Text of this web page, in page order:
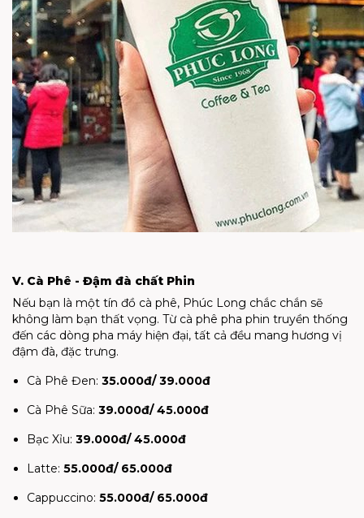
V. Cà Phê - Đậm đà chất Phin
Nếu bạn là một tín đồ cà phê, Phúc Long chắc chắn sẽ
không làm bạn thất vọng. Từ cà phê pha phin truyền thống
đến các dòng pha máy hiện đại, tất cả đều mang hương vị
đậm đà, đặc trưng.
Cà Phê Đen: 35.000đ/ 39.000đ
Cà Phê Sữa: 39.000đ/ 45.000đ
Bạc Xỉu: 39.000đ/ 45.000đ
Latte: 55.000đ/ 65.000đ
Cappuccino: 55.000đ/ 65.000đ